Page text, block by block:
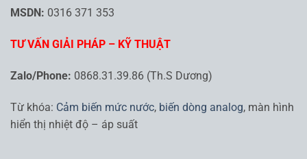
MSDN: 0316 371 353
TƯ VẤN GIẢI PHÁP – KỸ THUẬT
Zalo/Phone: 0868.31.39.86 (Th.S Dương)
Từ khóa: Cảm biến mức nước, biến dòng analog, màn hình
hiển thị nhiệt độ – áp suất